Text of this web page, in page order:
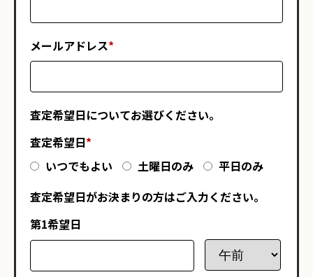
メールアドレス*
査定希望日についてお選びください。
査定希望日*
いつでもよい
土曜日のみ
平日のみ
査定希望日がお決まりの方はご入力ください。
第1希望日